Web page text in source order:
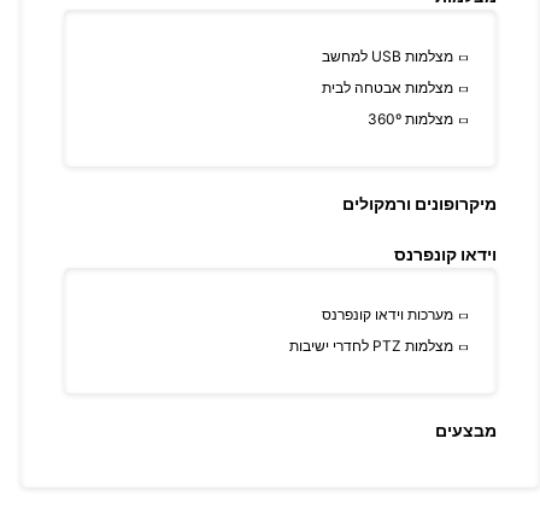
מצלמות USB למחשב
מצלמות אבטחה לבית
מצלמות 360º
מיקרופונים ורמקולים
וידאו קונפרנס
מערכות וידאו קונפרנס
מצלמות PTZ לחדרי ישיבות
מבצעים